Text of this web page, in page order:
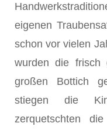
eigenen
schon vor vielen
wurden die frisch
großen Bottich
stiegen die
zerquetschten